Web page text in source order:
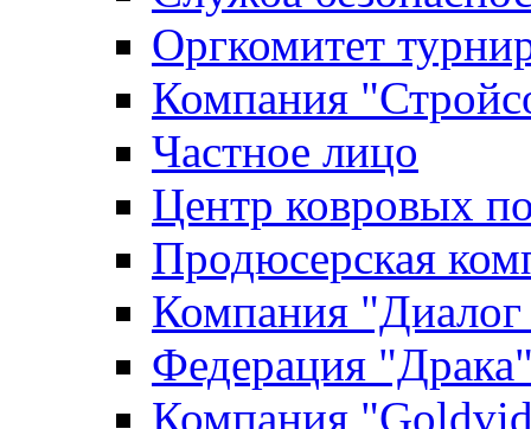
Оргкомитет
Компания
Частное лицо
Центр ковровых
Продюсерская
Компания
Федерация
Компания